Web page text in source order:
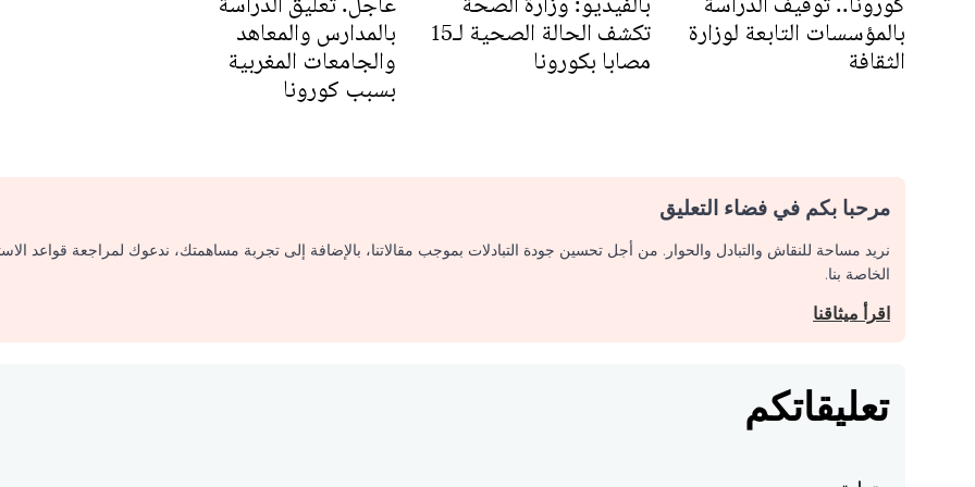
بالمؤسسات التابعة لوزارة
الثقافة
تكشف الحالة الصحية لـ15
مصابا بكورونا
بالمدارس والمعاهد
والجامعات المغربية
بسبب كورونا
مرحبا بكم في فضاء التعليق
نريد مساحة للنقاش والتبادل والحوار. من أجل تحسين جودة التبادلات بموجب مقالاتنا، بالإضافة إلى تجربة مساهمتك، ندعوك لمراجعة قواعد
الخاصة بنا.
اقرأ ميثاقنا
تعليقاتكم